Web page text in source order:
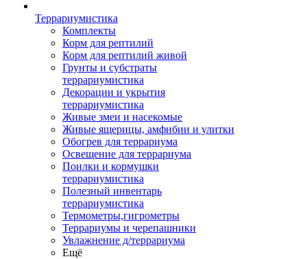
Террариумистика
Комплекты
Корм для рептилий
Корм для рептилий живой
Грунты и субстраты
террариумистика
Декорации и укрытия
террариумистика
Живые змеи и насекомые
Живые ящерицы, амфибии и улитки
Обогрев для террариума
Освещение для террариума
Поилки и кормушки
террариумистика
Полезный инвентарь
террариумистика
Термометры,гигрометры
Террариумы и черепашники
Увлажнение д/террариума
Ещё